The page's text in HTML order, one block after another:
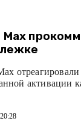
Max
активации